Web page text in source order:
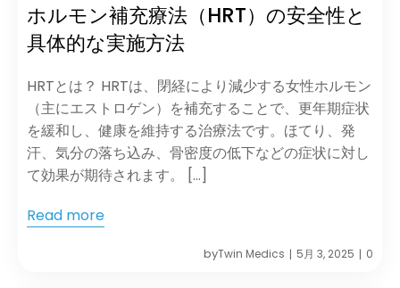
ホルモン補充療法（HRT）の安全性と
具体的な実施方法​
HRTとは？ HRTは、閉経により減少する女性ホルモン
（主にエストロゲン）を補充することで、更年期症状
を緩和し、健康を維持する治療法です。​ほてり、発
汗、気分の落ち込み、骨密度の低下などの症状に対し
て効果が期待されます。 […]
Read more
byTwin Medics | 5月 3, 2025 | 0